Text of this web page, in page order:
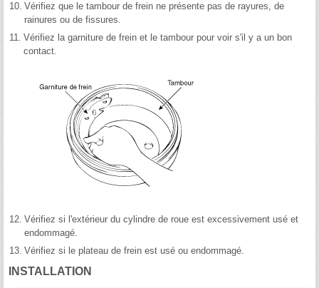
10. Vérifiez que le tambour de frein ne présente pas de rayures, de
rainures ou de fissures.
11. Vérifiez la garniture de frein et le tambour pour voir s'il y a un bon
contact.
12. Vérifiez si l'extérieur du cylindre de roue est excessivement usé et
endommagé.
13. Vérifiez si le plateau de frein est usé ou endommagé.
INSTALLATION